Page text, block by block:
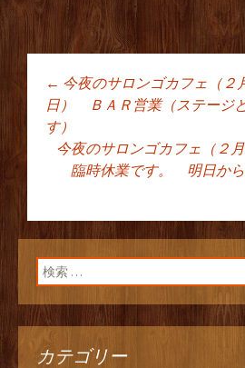
投稿ナビ
ン
← 今夜のサロンゴカフェ（２
日） ＢＡＲ営業（ステージ
す）
今夜のサロンゴカフェ（２
臨時休業です。 明日か
検索:
カテゴリー